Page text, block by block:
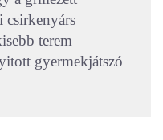
csirkenyárs
terem
gyermekjátszó